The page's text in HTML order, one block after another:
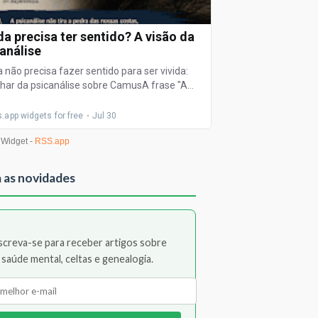
as novidades
se para receber artigos sobre
saúde mental, celtas e genealogia.